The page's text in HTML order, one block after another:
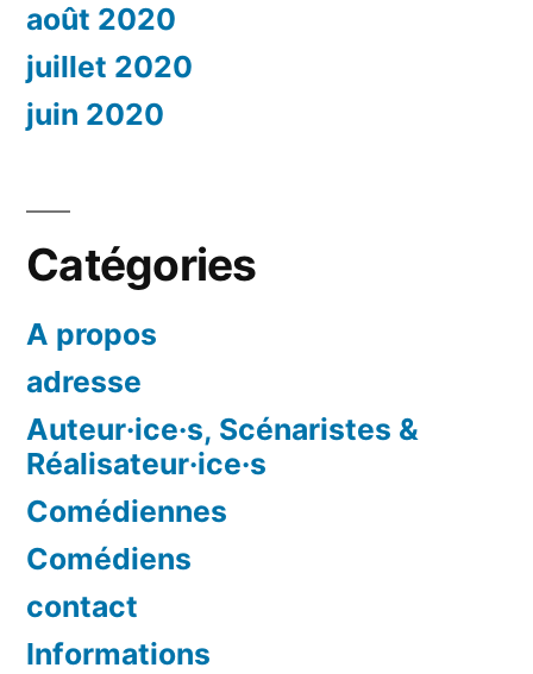
août 2020
juillet 2020
juin 2020
Catégories
A propos
adresse
Auteur·ice·s, Scénaristes &
Réalisateur·ice·s
Comédiennes
Comédiens
contact
Informations